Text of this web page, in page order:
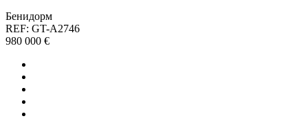
Бенидорм
REF: GT-A2746
980 000 €